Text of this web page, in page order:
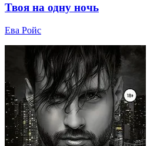
Твоя на одну ночь
Ева Ройс